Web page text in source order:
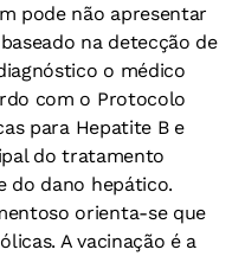
pode não apresentar
na detecção de
o médico
com o Protocolo
para Hepatite B e
do tratamento
do dano hepático.
orienta-se que
A vacinação é a